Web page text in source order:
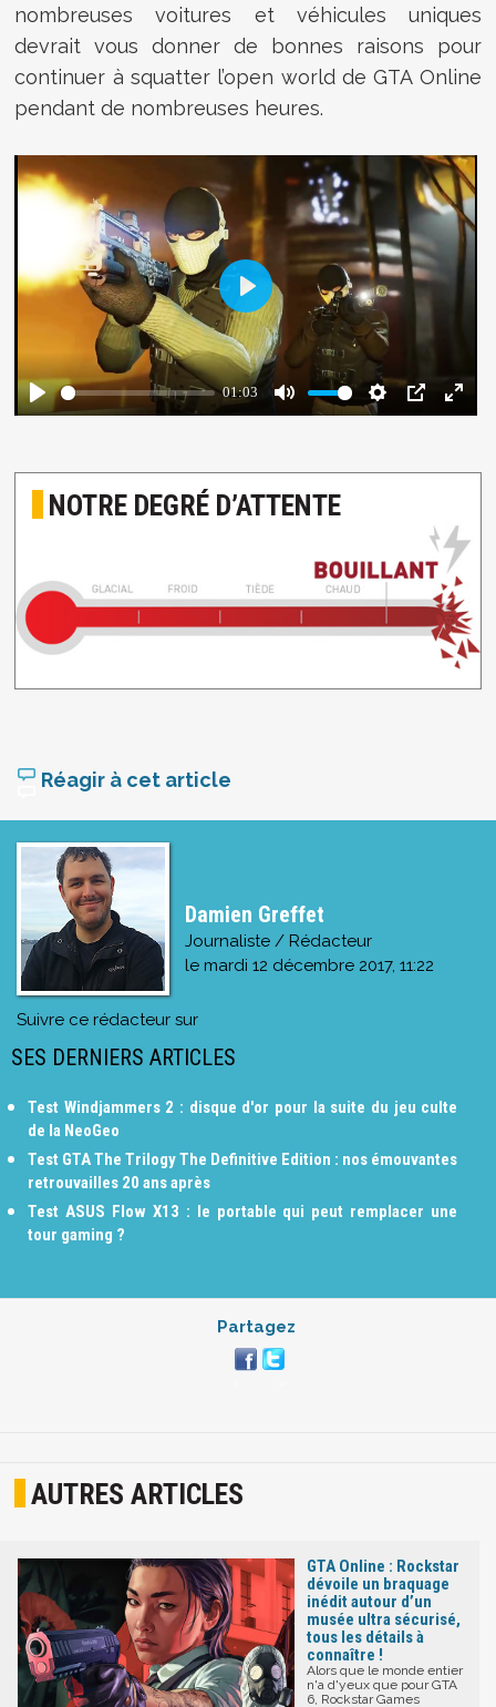
nombreuses voitures et véhicules uniques
devrait vous donner de bonnes raisons pour
continuer à squatter l’open world de GTA Online
pendant de nombreuses heures.
NOTRE DEGRÉ D’ATTENTE
Réagir à cet article
Damien Greffet
Journaliste / Rédacteur
le mardi 12 décembre 2017, 11:22
Suivre ce rédacteur sur
SES DERNIERS ARTICLES
Test Windjammers 2 : disque d'or pour la suite du jeu culte
de la NeoGeo
Test GTA The Trilogy The Definitive Edition : nos émouvantes
retrouvailles 20 ans après
Test ASUS Flow X13 : le portable qui peut remplacer une
tour gaming ?
Partagez
AUTRES ARTICLES
GTA Online : Rockstar
dévoile un braquage
inédit autour d’un
musée ultra sécurisé,
tous les détails à
connaître !
Alors que le monde entier
n'a d'yeux que pour GTA
6, Rockstar Games